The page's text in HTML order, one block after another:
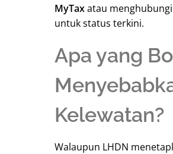
MyTaxatau menghubungi
untuk status terkini.
Apa yang
Kelewatan?
Walaupun LHDN